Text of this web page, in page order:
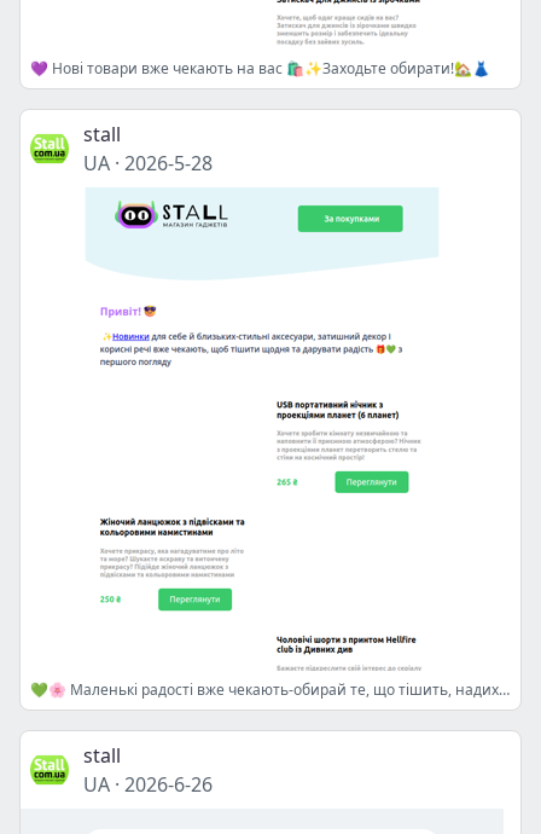
💜 Нові товари вже чекають на вас 🛍️✨Заходьте обирати!🏡👗
stall
UA · 2026-5-28
💚🌸 Маленькі радості вже чекають-обирай те, що тішить, надихає й пасує саме тобі ✨
stall
UA · 2026-6-26